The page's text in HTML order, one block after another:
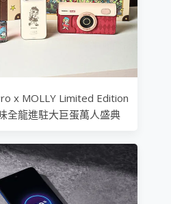
x MOLLY Limited Edition
全龍進駐大巨蛋萬人盛典